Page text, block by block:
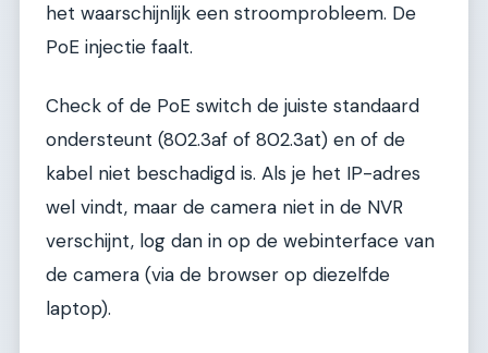
het waarschijnlijk een stroomprobleem. De
PoE injectie faalt.
Check of de PoE switch de juiste standaard
ondersteunt (802.3af of 802.3at) en of de
kabel niet beschadigd is. Als je het IP-adres
wel vindt, maar de camera niet in de NVR
verschijnt, log dan in op de webinterface van
de camera (via de browser op diezelfde
laptop).